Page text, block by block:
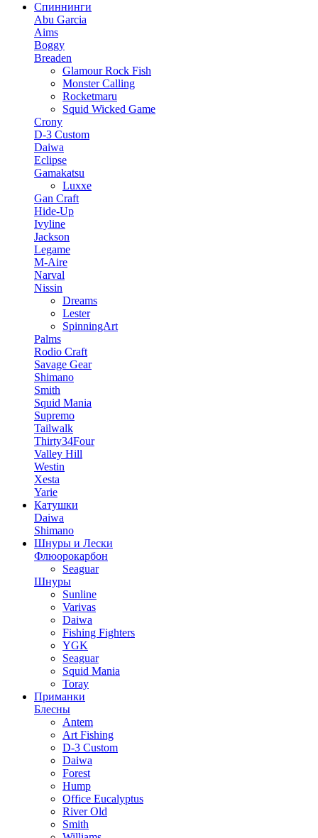
Спиннинги
Abu Garcia
Aims
Boggy
Breaden
Glamour Rock Fish
Monster Calling
Rocketmaru
Squid Wicked Game
Crony
D-3 Custom
Daiwa
Eclipse
Gamakatsu
Luxxe
Gan Craft
Hide-Up
Ivyline
Jackson
Legame
M-Aire
Narval
Nissin
Dreams
Lester
SpinningArt
Palms
Rodio Craft
Savage Gear
Shimano
Smith
Squid Mania
Supremo
Tailwalk
Thirty34Four
Valley Hill
Westin
Xesta
Yarie
Катушки
Daiwa
Shimano
Шнуры и Лески
Флюорокарбон
Seaguar
Шнуры
Sunline
Varivas
Daiwa
Fishing Fighters
YGK
Seaguar
Squid Mania
Toray
Приманки
Блесны
Antem
Art Fishing
D-3 Custom
Daiwa
Forest
Hump
Office Eucalyptus
River Old
Smith